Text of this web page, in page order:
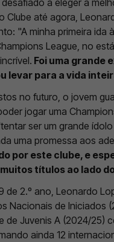
desafiado a eleger a
Clube até agora,
"A minha primeira ida
League, no
Foi uma grande
levar para a vida
no futuro, o jovem
jogar uma
ser um grande
uma promessa aos
por este clube, e
títulos ao lado
de 2.º ano, Leonardo
Nacionais de Iniciados
de Juvenis A (2024/25)
ainda 12